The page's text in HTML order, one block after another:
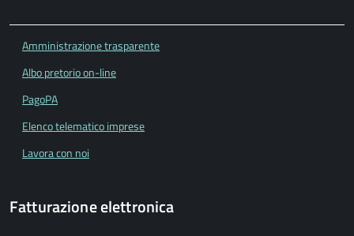
Amministrazione trasparente
Albo pretorio on-line
PagoPA
Elenco telematico imprese
Lavora con noi
Fatturazione elettronica